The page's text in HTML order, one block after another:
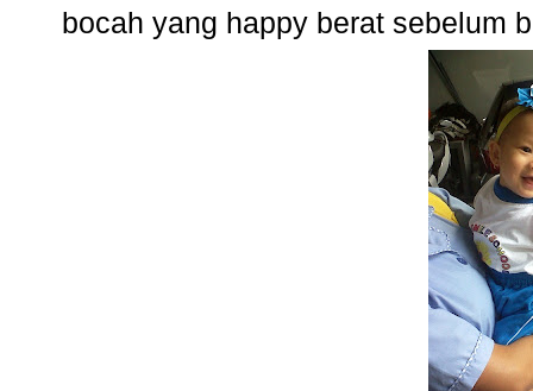
bocah yang happy berat sebelum